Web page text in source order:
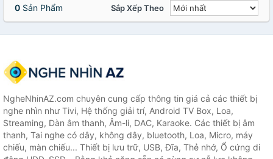
0 Sản Phẩm Sắp Xếp Theo
NgheNhinAZ.com chuyên cung cấp thông tin giá cả các thiết bị
nghe nhìn như Tivi, Hệ thống giải trí, Android TV Box, Loa,
Streaming, Dàn âm thanh, Âm-li, DAC, Karaoke. Các thiết bị âm
thanh, Tai nghe có dây, không dây, bluetooth, Loa, Micro, máy
chiếu, màn chiếu... Thiết bị lưu trữ, USB, Đĩa, Thẻ nhớ, Ổ cứng di